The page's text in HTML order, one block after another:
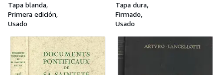
Germania
Tapa blanda
Primera edición
Usado
Tapa dura
Firmado
Usado